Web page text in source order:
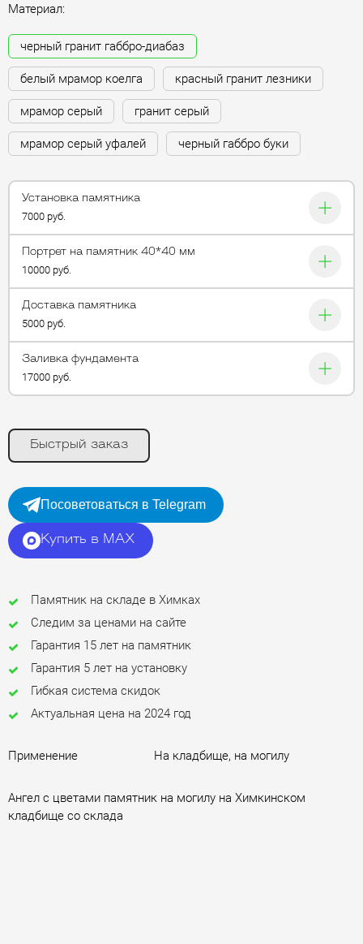
Материал:
черный гранит габбро-диабаз
белый мрамор коелга красный гранит лезники
мрамор серый гранит серый
мрамор серый уфалей черный габбро буки
Установка памятника
7000 руб.
Портрет на памятник 40*40 мм
10000 руб.
Доставка памятника
5000 руб.
Заливка фундамента
17000 руб.
Быстрый заказ
Посоветоваться в Telegram
Купить в MAX
Памятник на складе в Химках
Следим за ценами на сайте
Гарантия 15 лет на памятник
Гарантия 5 лет на установку
Гибкая система скидок
Актуальная цена на 2024 год
Применение На кладбище, на могилу
Ангел с цветами памятник на могилу на Химкинском
кладбище со склада